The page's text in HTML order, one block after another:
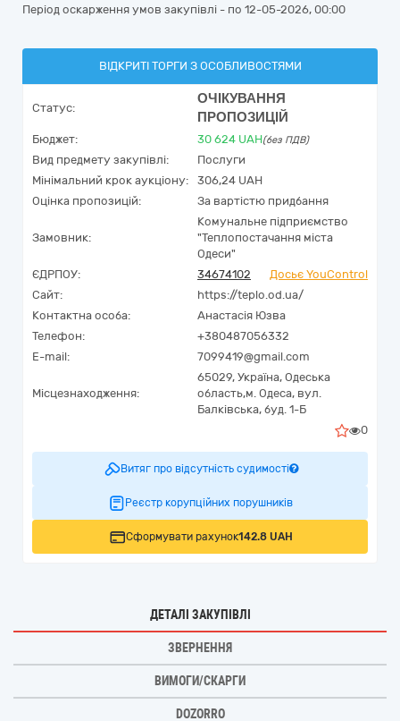
Період оскарження умов закупівлі - по 12-05-2026, 00:00
ВІДКРИТІ ТОРГИ З ОСОБЛИВОСТЯМИ
Статус:
ОЧІКУВАННЯ
ПРОПОЗИЦІЙ
Бюджет: 30 624 UAH(без ПДВ)
Вид предмету закупівлі:
Послуги
Мінімальний крок аукціону:
306,24 UAH
Оцінка пропозицій:
За вартістю придбання
Замовник:
Комунальне підприємство
"Теплопостачання міста
Одеси"
ЄДРПОУ:
34674102
Досьє YouControl
Сайт:
https://teplo.od.ua/
Контактна особа:
Анастасія Юзва
Телефон:
+380487056332
E-mail:
7099419@gmail.com
Місцезнаходження:
65029, Україна, Одеська
область,м. Одеса, вул.
Балківська, буд. 1-Б
0
Витяг про відсутність судимості
Реєстр корупційних порушників
Сформувати рахунок142.8 UAH
ДЕТАЛІ ЗАКУПІВЛІ
ЗВЕРНЕННЯ
ВИМОГИ/СКАРГИ
DOZORRO